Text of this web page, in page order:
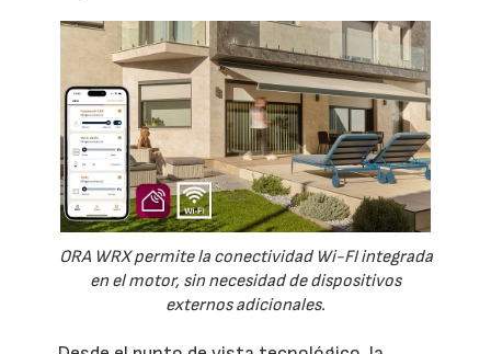
ORA WRX permite la conectividad Wi-FI integrada
en el motor, sin necesidad de dispositivos
externos adicionales.